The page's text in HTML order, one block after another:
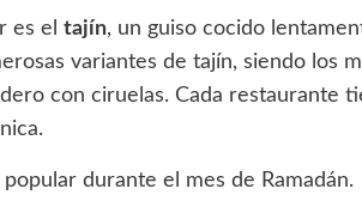
es el tajín, un guiso cocido
variantes de tajín, siendo los
con ciruelas. Cada restaurante
durante el mes de Ramadán.